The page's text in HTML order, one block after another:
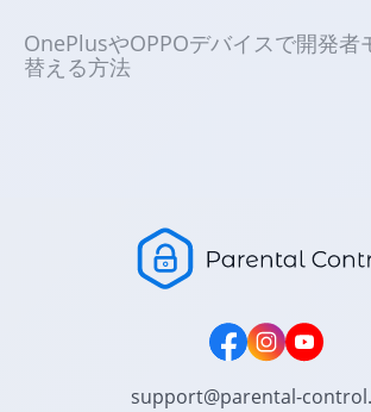
OnePlusやOPPOデバイスで開発者
替える方法
support@parental-